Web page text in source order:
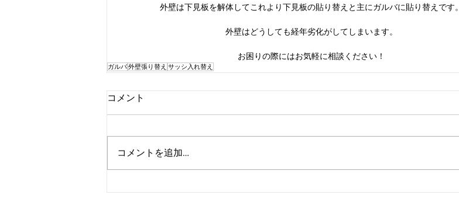
外壁は下見板を解体してこれより下見板の貼り替えと主にガルバに貼り替えです。
外壁はどうしても経年劣化がしてしまいます。
お困りの際にはお気軽に相談ください！
ガルバ外壁張り替え サッシ入れ替え
コメント
コメントを追加…